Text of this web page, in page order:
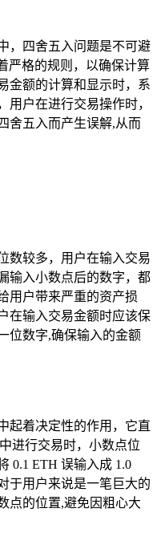
，四舍五入问题是不可避
严格的规则，以确保计算
金额的计算和显示时，系
用户在进行交易操作时，
舍五入而产生误解,从而
数较多，用户在输入交易
输入小数点后的数字，都
用户带来严重的资产损
在输入交易金额时应该保
位数字,确保输入的金额
起着决定性的作用，它直
进行交易时，小数点位
0.1 ETH 误输入成 1.0
于用户来说是一笔巨大的
点的位置,避免因粗心大